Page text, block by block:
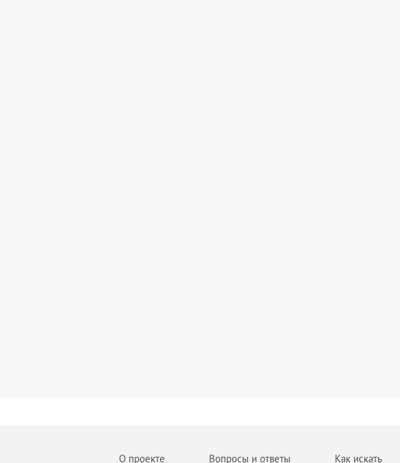
О проекте Вопросы и ответы Как искать